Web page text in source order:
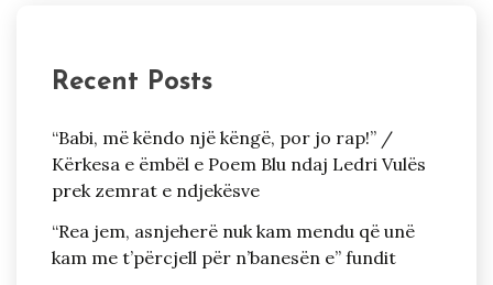
Recent Posts
“Babi, më këndo një këngë, por jo rap!” /
Kërkesa e ëmbël e Poem Blu ndaj Ledri Vulës
prek zemrat e ndjekësve
“Rea jem, asnjeherë nuk kam mendu që unë
kam me t’përcjell për n’banesën e” fundit